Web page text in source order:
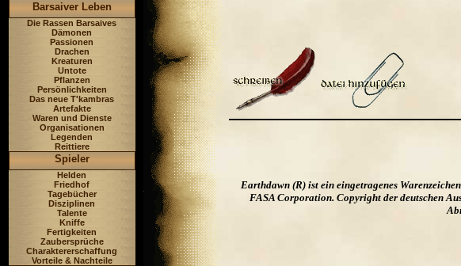
Barsaiver Leben
Die Rassen Barsaives
Dämonen
Passionen
Drachen
Kreaturen
Untote
Pflanzen
Persönlichkeiten
Das neue T'kambras
Artefakte
Waren und Dienste
Organisationen
Legenden
Reittiere
Spieler
Helden
Friedhof
Tagebücher
Disziplinen
Talente
Kniffe
Fertigkeiten
Zaubersprüche
Charaktererschaffung
Vorteile & Nachteile
Earthdawn (R) ist ein eingetragenes
FASA Corporation. Copyright der deutschen